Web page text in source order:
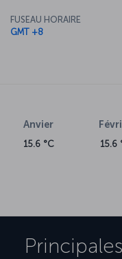
FUSEAU HORAIRE
GMT +8
Anvier
15.6 °C 15.6